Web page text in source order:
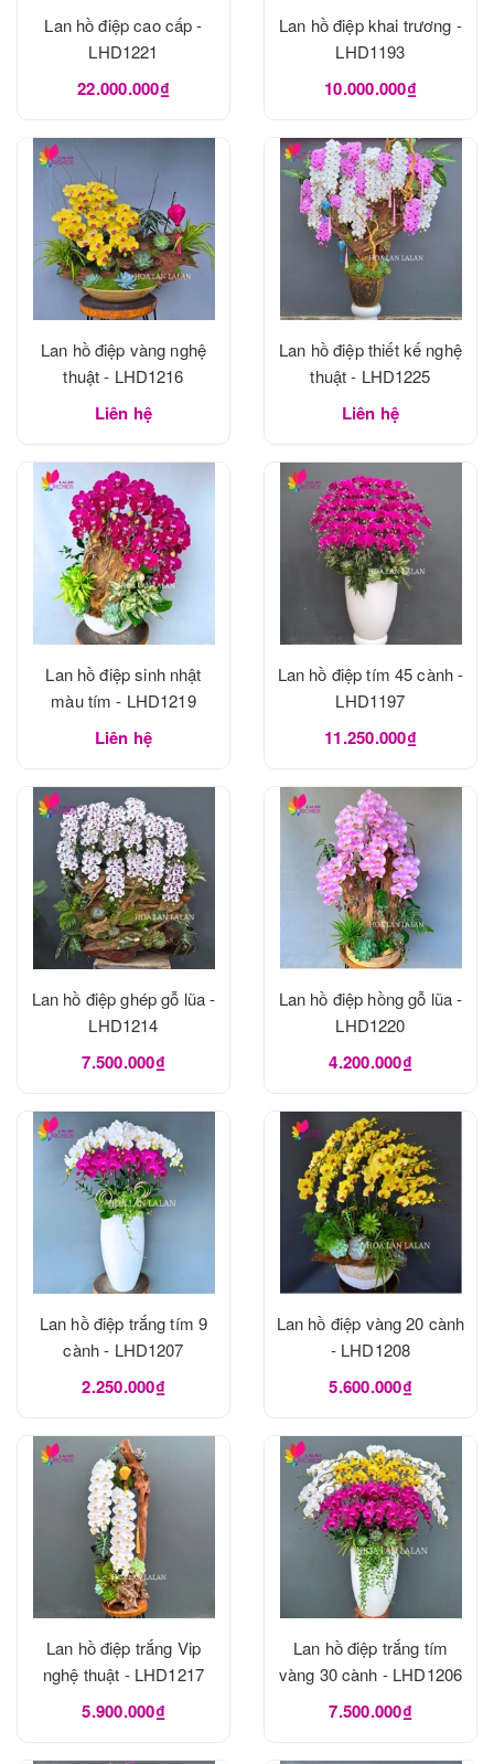
Lan hồ điệp cao cấp -
LHD1221
22.000.000₫
Lan hồ điệp khai trương -
LHD1193
10.000.000₫
Lan hồ điệp vàng nghệ
thuật - LHD1216
Liên hệ
Lan hồ điệp thiết kế nghệ
thuật - LHD1225
Liên hệ
Lan hồ điệp sinh nhật
màu tím - LHD1219
Liên hệ
Lan hồ điệp tím 45 cành -
LHD1197
11.250.000₫
Lan hồ điệp ghép gỗ lũa -
LHD1214
7.500.000₫
Lan hồ điệp hồng gỗ lũa -
LHD1220
4.200.000₫
Lan hồ điệp trắng tím 9
cành - LHD1207
2.250.000₫
Lan hồ điệp vàng 20 cành
- LHD1208
5.600.000₫
Lan hồ điệp trắng Vip
nghệ thuật - LHD1217
5.900.000₫
Lan hồ điệp trắng tím
vàng 30 cành - LHD1206
7.500.000₫